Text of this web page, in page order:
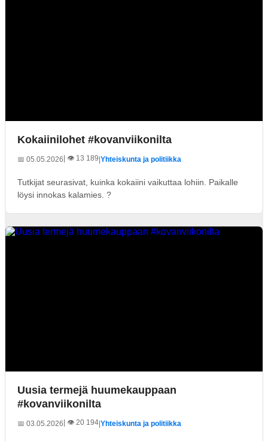
Kokaiinilohet #kovanviikonilta
📅 05.05.2026 | 👁️ 13 189|Yhteiskunta ja politiikka
Tutkijat seurasivat, kuinka kokaiini vaikuttaa lohiin. Paikalle
löysi innokas kalamies. ?
Uusia termejä huumekauppaan
#kovanviikonilta
📅 03.05.2026 | 👁️ 20 194|Yhteiskunta ja politiikka